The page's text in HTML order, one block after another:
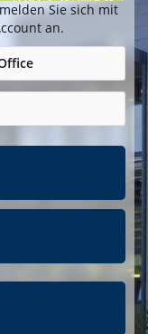
Sie sich mit
an.